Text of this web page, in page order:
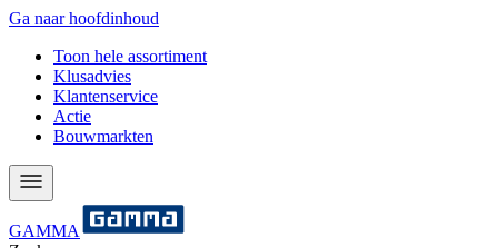
Ga naar hoofdinhoud
Toon hele assortiment
Klusadvies
Klantenservice
Actie
Bouwmarkten
GAMMA